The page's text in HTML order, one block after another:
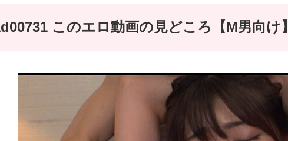
このエロ動画の見どころ【M男向け】